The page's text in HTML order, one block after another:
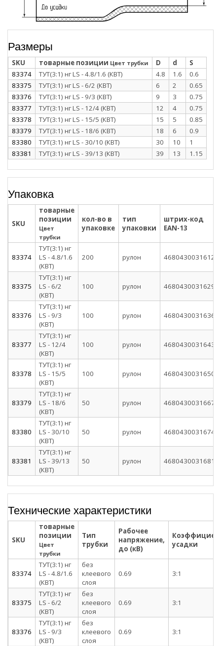
Размеры
SKU товарные позиции Цвет трубки D d
S
83374
ТУТ(3:1) нг LS - 4.8/1.6 (КВТ) 4.8 1.6
0.6
83375
ТУТ(3:1) нг LS - 6/2 (КВТ) 6 2
0.65
83376
ТУТ(3:1) нг LS - 9/3 (КВТ) 9 3
0.75
83377
ТУТ(3:1) нг LS - 12/4 (КВТ) 12 4
0.75
83378
ТУТ(3:1) нг LS - 15/5 (КВТ) 15 5
0.85
83379
ТУТ(3:1) нг LS - 18/6 (КВТ) 18 6
0.9
83380
ТУТ(3:1) нг LS - 30/10 (КВТ) 30 10
1
83381
ТУТ(3:1) нг LS - 39/13 (КВТ) 39 13 1.15
Упаковка
SKU
товарные
позиции
Цвет
трубки
кол-во в
упаковке
тип
упаковки
штрих-код
EAN-13
83374
ТУТ(3:1) нг
LS - 4.8/1.6
(КВТ)
200 рулон 4680430031612
83375
ТУТ(3:1) нг
LS - 6/2
(КВТ)
100 рулон 4680430031629
83376
ТУТ(3:1) нг
LS - 9/3
(КВТ)
100 рулон 4680430031636
83377
ТУТ(3:1) нг
LS - 12/4
(КВТ)
100 рулон 4680430031643
83378
ТУТ(3:1) нг
LS - 15/5
(КВТ)
100 рулон 4680430031650
83379
ТУТ(3:1) нг
LS - 18/6
(КВТ)
50 рулон 4680430031667
83380
ТУТ(3:1) нг
LS - 30/10
(КВТ)
50 рулон 4680430031674
83381
ТУТ(3:1) нг
LS - 39/13
(КВТ)
50 рулон 4680430031681
Технические характеристики
SKU
товарные
позиции
Цвет
трубки
Тип
трубки
Рабочее
напряжение,
до (кВ)
усадки
83374
ТУТ(3:1) нг
LS - 4.8/1.6
(КВТ)
без
клеевого
слоя
0.69 3:1
83375
ТУТ(3:1) нг
LS - 6/2
(КВТ)
без
клеевого
слоя
0.69 3:1
83376
ТУТ(3:1) нг
LS - 9/3
(КВТ)
без
клеевого
слоя
0.69 3:1